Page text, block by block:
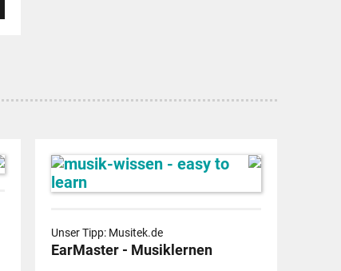
Unser Tipp: Musitek.de
EarMaster - Musiklernen